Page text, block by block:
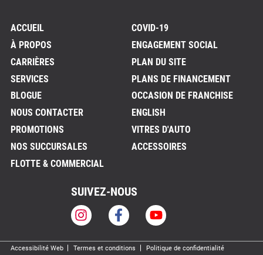
ACCUEIL
À PROPOS
CARRIÈRES
SERVICES
BLOGUE
NOUS CONTACTER
PROMOTIONS
NOS SUCCURSALES
FLOTTE & COMMERCIAL
COVID-19
ENGAGEMENT SOCIAL
PLAN DU SITE
PLANS DE FINANCEMENT
OCCASION DE FRANCHISE
ENGLISH
VITRES D'AUTO
ACCESSOIRES
SUIVEZ-NOUS
Accessibilité Web Termes et conditions Politique de confidentialité